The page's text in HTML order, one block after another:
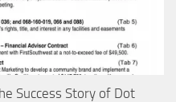
Success Story of Dot